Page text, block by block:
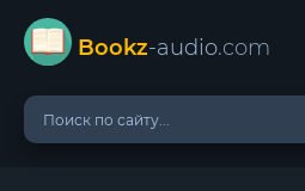
Bookz-audio.com